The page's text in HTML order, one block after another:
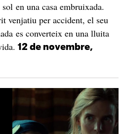
en una casa embruixada.
venjatiu per accident, el seu
es converteix en una lluita
12 de novembre,